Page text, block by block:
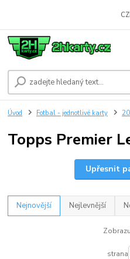
Úvod Fotbal - jednotlivé karty
Topps Premier
Upřesnit
Nejnovější Nejlevnější
strana